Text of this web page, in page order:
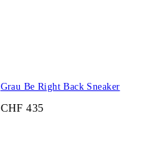
Grau Be Right Back Sneaker
CHF 435